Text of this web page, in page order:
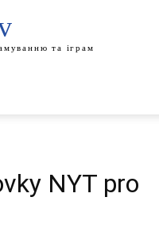
та іграм
NYT pro